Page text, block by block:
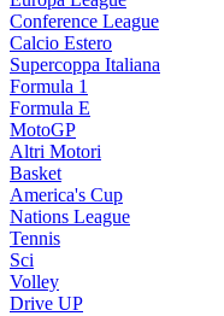
Conference League
Calcio Estero
Supercoppa Italiana
Formula 1
Formula E
MotoGP
Altri Motori
Basket
America's Cup
Nations League
Tennis
Sci
Volley
Drive UP